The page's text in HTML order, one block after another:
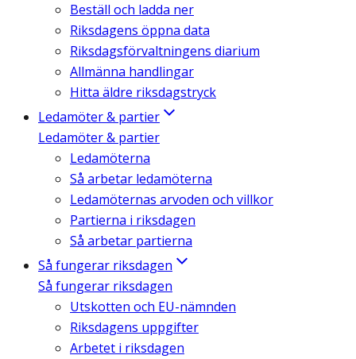
Beställ och ladda ner
Riksdagens öppna data
Riksdagsförvaltningens diarium
Allmänna handlingar
Hitta äldre riksdagstryck
Ledamöter & partier
Ledamöter & partier
Ledamöterna
Så arbetar ledamöterna
Ledamöternas arvoden och villkor
Partierna i riksdagen
Så arbetar partierna
Så fungerar riksdagen
Så fungerar riksdagen
Utskotten och EU-nämnden
Riksdagens uppgifter
Arbetet i riksdagen